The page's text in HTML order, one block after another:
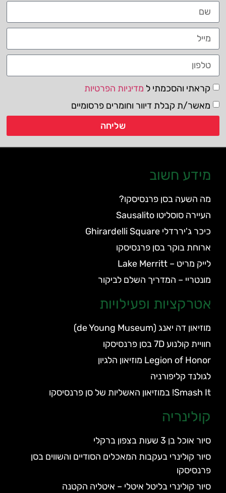
קראתי והסכמתי ל מדיניות הפרטיות
מאשר/ת קבלת דיוור וחומרים פרסומיים
שליחה
מידע חשוב
מה השעה בסן פרנסיסקו?
העיירה סוסליטו Sausalito
כיכר ג'יררדלי Ghirardelli Square
ארוחת בוקר בסן פרנסיסקו
לייק מריט – Lake Merritt
מונטריי – המדריך השלם לביקור
אטרקציות ופעילויות
מוזיאון דה יאנג (de Young Museum)
חוויית קולנוע 7D בסן פרנסיסקו
Legion of Honor מוזיאון הלגיון
לגולנד קליפורניה
Smash It! במוזיאון האשליות של סן פרנסיסקו
קולינריה
סיור אוכל בן 3 שעות בצפון ברקלי
סיור קולינרי בעקבות המאכלים הסודיים והשווים בסן
פרנסיסקו
סיור קולינרי בליטל איטלי – איטליה הקטנה